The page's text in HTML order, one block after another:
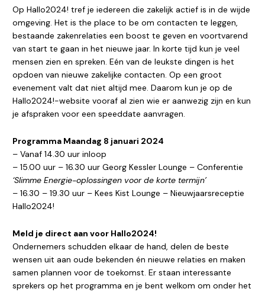
Op Hallo2024! tref je iedereen die zakelijk actief is in de wijde
omgeving. Het is the place to be om contacten te leggen,
bestaande zakenrelaties een boost te geven en voortvarend
van start te gaan in het nieuwe jaar. In korte tijd kun je veel
mensen zien en spreken. Eén van de leukste dingen is het
opdoen van nieuwe zakelijke contacten. Op een groot
evenement valt dat niet altijd mee. Daarom kun je op de
Hallo2024!-website vooraf al zien wie er aanwezig zijn en kun
je afspraken voor een speeddate aanvragen.
Programma Maandag 8 januari 2024
– Vanaf 14.30 uur inloop
– 15.00 uur – 16.30 uur Georg Kessler Lounge – Conferentie
‘Slimme Energie-oplossingen voor de korte termijn’
– 16.30 – 19.30 uur – Kees Kist Lounge – Nieuwjaarsreceptie
Hallo2024!
Meld je direct aan voor Hallo2024!
Ondernemers schudden elkaar de hand, delen de beste
wensen uit aan oude bekenden én nieuwe relaties en maken
samen plannen voor de toekomst. Er staan interessante
sprekers op het programma en je bent welkom om onder het